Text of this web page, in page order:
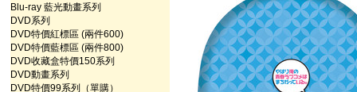
Blu-ray 藍光動畫系列
DVD系列
DVD特價紅標區 (兩件600)
DVD特價藍標區 (兩件800)
DVD收藏盒特價150系列
DVD動畫系列
DVD特價99系列（單購）